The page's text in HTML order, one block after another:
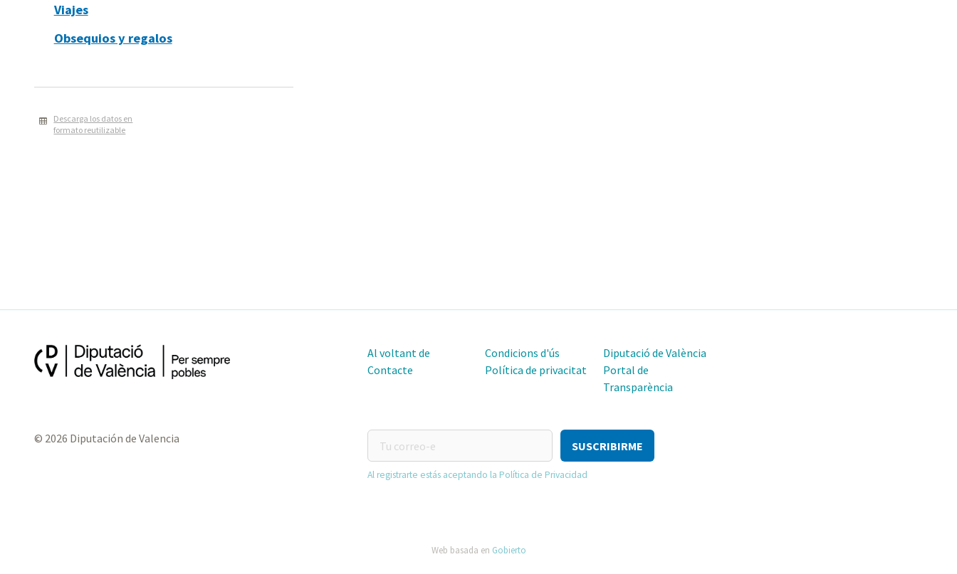
Viajes
Obsequios y regalos
Descarga los datos en
formato reutilizable
Al voltant de
Contacte
Condicions d'ús
Política de privacitat
Diputació de València
Portal de
Transparència
© 2026 Diputación de Valencia
correo-
e
Al registrarte estás aceptando la Política de Privacidad
Web basada en Gobierto